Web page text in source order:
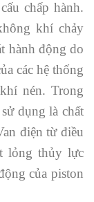
chấp hành.
khí chảy
hành động do
các hệ thống
nén. Trong
dụng là chất
điện từ điều
lỏng thủy lực
của piston